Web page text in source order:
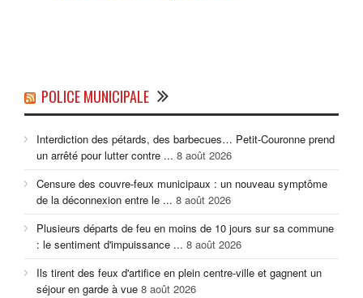
POLICE MUNICIPALE
Interdiction des pétards, des barbecues… Petit-Couronne prend
un arrêté pour lutter contre ... 8 août 2026
Censure des couvre-feux municipaux : un nouveau symptôme
de la déconnexion entre le ... 8 août 2026
Plusieurs départs de feu en moins de 10 jours sur sa commune
: le sentiment d'impuissance ... 8 août 2026
Ils tirent des feux d'artifice en plein centre-ville et gagnent un
séjour en garde à vue 8 août 2026